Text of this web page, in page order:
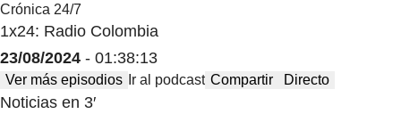
Crónica 24/7
1x24: Radio Colombia
23/08/2024 - 01:38:13
Ver más episodios Ir al podcast Compartir Directo
Noticias en 3′